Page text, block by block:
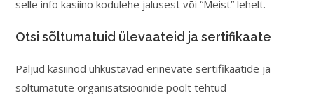
selle info kasiino kodulehe jalusest või “Meist” lehelt.
Otsi sõltumatuid ülevaateid ja sertifikaate
Paljud kasiinod uhkustavad erinevate sertifikaatide ja
sõltumatute organisatsioonide poolt tehtud